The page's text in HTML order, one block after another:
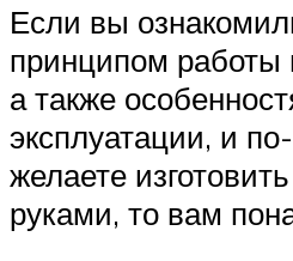
Если вы
принципом работы
а также
эксплуатации, и
желаете
руками, то вам